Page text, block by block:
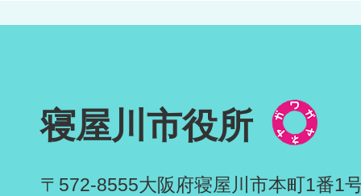
寝屋川市役所
〒572-8555大阪府寝屋川市本町1番1